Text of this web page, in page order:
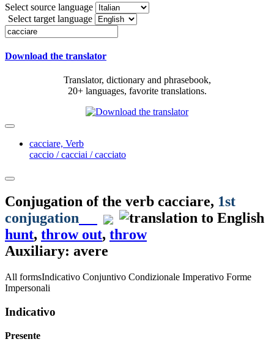
Select source language
Select target language
Download the translator
Translator, dictionary and phrasebook,
20+ languages, favorite translations.
cacciare, Verb
caccio / cacciai / cacciato
Conjugation of the verb cacciare, 1st
conjugation
hunt, throw out, throw
Auxiliary: avere
All formsIndicativo Conjuntivo Condizionale Imperativo Forme
Impersonali
Indicativo
Presente